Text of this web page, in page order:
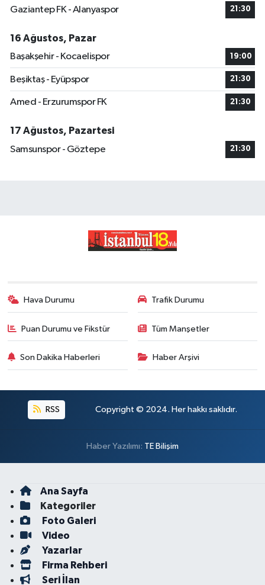
Gaziantep FK - Alanyaspor 21:30
16 Ağustos, Pazar
Başakşehir - Kocaelispor
19:00
Beşiktaş - Eyüpspor 21:30
Amed - Erzurumspor FK 21:30
17 Ağustos, Pazartesi
Samsunspor - Göztepe
21:30
Hava Durumu Trafik Durumu
Puan Durumu ve Fikstür Tüm Manşetler
Son Dakika Haberleri Haber Arşivi
RSS Copyright © 2024. Her hakkı saklıdır.
Haber Yazılımı: TE Bilişim
Ana Sayfa
Kategoriler
Foto Galeri
Video
Yazarlar
Firma Rehberi
Seri İlan